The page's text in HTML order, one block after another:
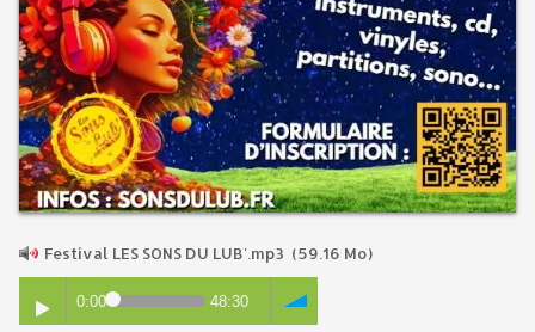
Festival LES SONS DU LUB'.mp3 (59.16 Mo)
0:00 48:30